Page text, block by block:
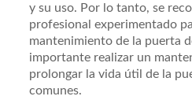
y su uso. Por lo tanto, se
profesional experimentado
mantenimiento de la puerta
importante realizar un
prolongar la vida útil de la
comunes.